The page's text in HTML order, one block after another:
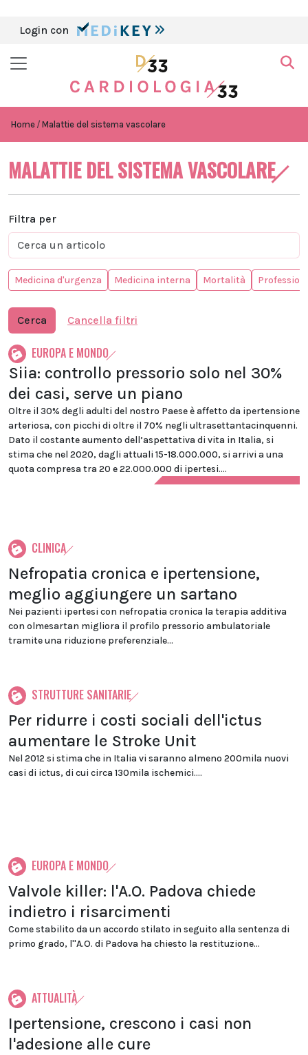
Login con
Home Malattie del sistema vascolare
MALATTIE DEL SISTEMA VASCOLARE
Filtra per
Medicina d'urgenza Medicina interna Mortalità
Cerca Cancella filtri
EUROPA E MONDO
Siia: controllo pressorio solo nel 30%
dei casi, serve un piano
Oltre il 30% degli adulti del nostro Paese è affetto da ipertensione
arteriosa, con picchi di oltre il 70% negli ultrasettantacinquenni.
Dato il costante aumento dell’aspettativa di vita in Italia, si
stima che nel 2020, dagli attuali 15-18.000.000, si arrivi a una
quota compresa tra 20 e 22.000.000 di ipertesi....
CLINICA
Nefropatia cronica e ipertensione,
meglio aggiungere un sartano
Nei pazienti ipertesi con nefropatia cronica la terapia additiva
con olmesartan migliora il profilo pressorio ambulatoriale
tramite una riduzione preferenziale...
STRUTTURE SANITARIE
Per ridurre i costi sociali dell'ictus
aumentare le Stroke Unit
Nel 2012 si stima che in Italia vi saranno almeno 200mila nuovi
casi di ictus, di cui circa 130mila ischemici....
EUROPA E MONDO
Valvole killer: l'A.O. Padova chiede
indietro i risarcimenti
Come stabilito da un accordo stilato in seguito alla sentenza di
primo grado, l''A.O. di Padova ha chiesto la restituzione...
ATTUALITÀ
Ipertensione, crescono i casi non
l'adesione alle cure